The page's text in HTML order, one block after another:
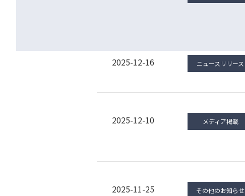
2025-12-16 ニュースリリース
2025-12-10 メディア掲載
2025-11-25 その他のお知らせ